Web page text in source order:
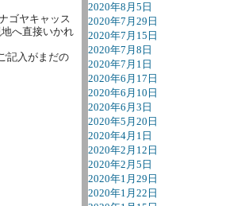
ゴヤキャッス
へ直接いかれ
記入がまだの
2020年8月5日
2020年7月29日
2020年7月15日
2020年7月8日
2020年7月1日
2020年6月17日
2020年6月10日
2020年6月3日
2020年5月20日
2020年4月1日
2020年2月12日
2020年2月5日
2020年1月29日
2020年1月22日